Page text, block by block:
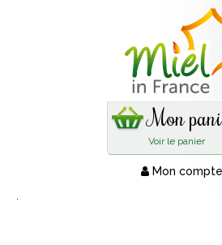
Mon
Voir le panier
Mon compte